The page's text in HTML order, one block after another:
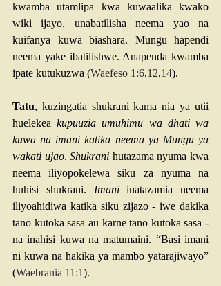
kwamba utamlipa kwa kuwaalika kwako
wiki ijayo, unabatilisha neema yao na
kuifanya kuwa biashara. Mungu hapendi
neema yake ibatilishwe. Anapenda kwamba
ipate kutukuzwa (Waefeso 1:6,12,14).
Tatu, kuzingatia shukrani kama nia ya utii
huelekea kupuuzia umuhimu wa dhati wa
kuwa na imani katika neema ya Mungu ya
wakati ujao. Shukrani hutazama nyuma kwa
neema iliyopokelewa siku za nyuma na
huhisi shukrani. Imani inatazamia neema
iliyoahidiwa katika siku zijazo - iwe dakika
tano kutoka sasa au karne tano kutoka sasa -
na inahisi kuwa na matumaini. “Basi imani
ni kuwa na hakika ya mambo yatarajiwayo”
(Waebrania 11:1).